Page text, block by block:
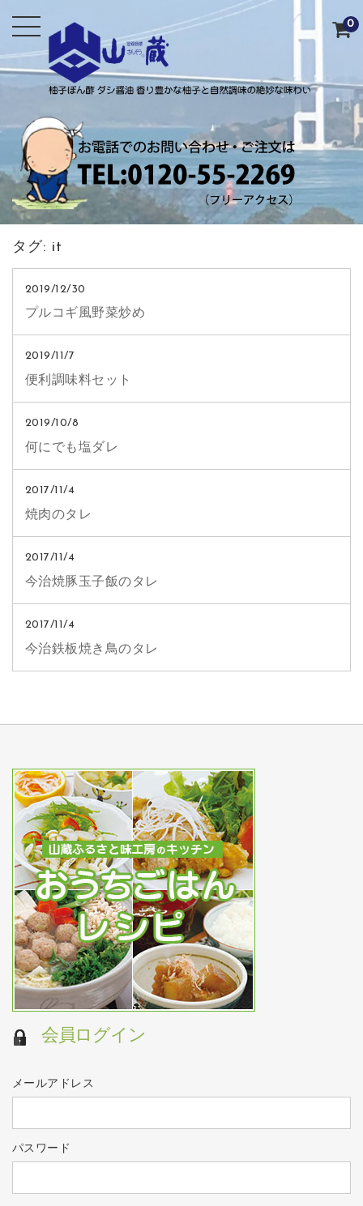
0
タグ: it
2019/12/30
プルコギ風野菜炒め
2019/11/7
便利調味料セット
2019/10/8
何にでも塩ダレ
2017/11/4
焼肉のタレ
2017/11/4
今治焼豚玉子飯のタレ
2017/11/4
今治鉄板焼き鳥のタレ
会員ログイン
メールアドレス
パスワード